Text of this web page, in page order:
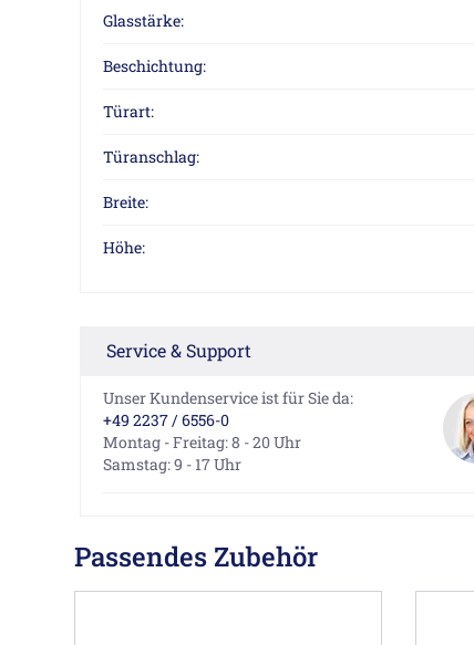
Glasstärke:
Beschichtung:
Türart:
Türanschlag:
Breite:
Höhe:
Service & Support
Unser Kundenservice ist für Sie da:
+49 2237 / 6556-0
Montag - Freitag: 8 - 20 Uhr
Samstag: 9 - 17 Uhr
Passendes Zubehör